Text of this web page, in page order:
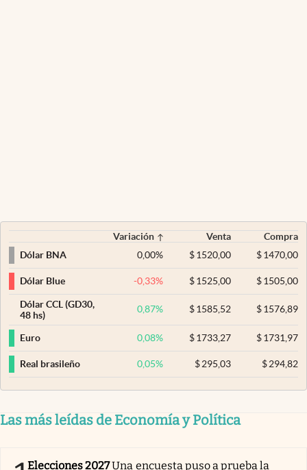
Variación Venta
Compra
Dólar BNA
0,00% $ 1520,00 $1470,00
Dólar Blue -0,33% $ 1525,00 $1505,00
Dólar CCL (GD30,
48 hs)
0,87% $ 1585,52 $1576,89
Euro 0,08% $ 1733,27 $1731,97
Real brasileño 0,05% $ 295,03 $294,82
Las más leídas de Economía y Política
Elecciones 2027Una encuesta puso a prueba la